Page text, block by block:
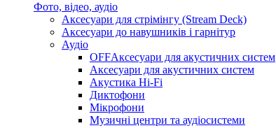
Фото, відео, аудіо
Аксесуари для стрімінгу (Stream Deck)
Аксесуари до навушників і гарнітур
Аудіо
OFFАксесуари для акустичних систем
Аксесуари для акустичних систем
Акустика Hi-Fi
Диктофони
Мікрофони
Музичні центри та аудіосистеми